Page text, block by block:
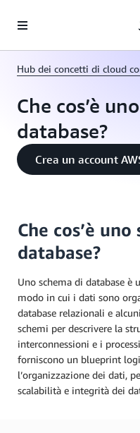
Hub dei concetti di cloud
Che cos’è
database?
Crea un account
Che cos’è
database?
Uno schema di database è
modo in cui i dati sono
database relazionali e
schemi per descrivere la
interconnessioni e i
forniscono un blueprint
l’organizzazione dei dati,
scalabilità e integrità dei